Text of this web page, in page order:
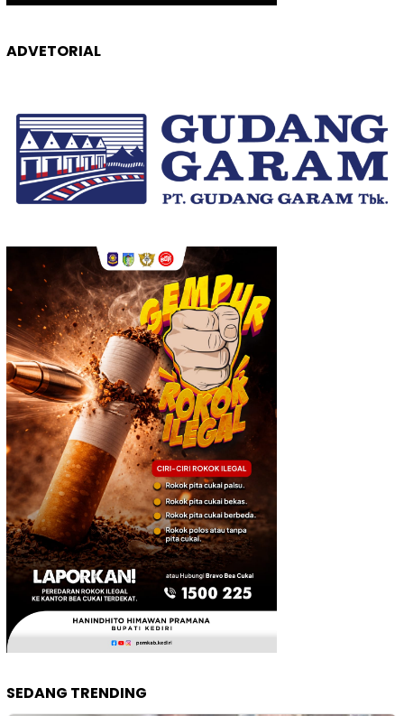
ADVETORIAL
SEDANG TRENDING